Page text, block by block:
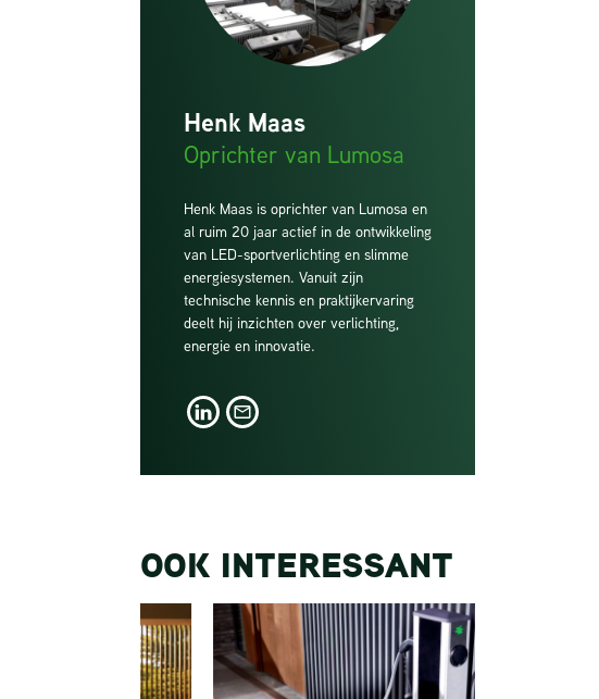
Henk Maas
Oprichter van Lumosa
Henk Maas is oprichter van Lumosa en
al ruim 20 jaar actief in de ontwikkeling
van LED-sportverlichting en slimme
energiesystemen. Vanuit zijn
technische kennis en praktijkervaring
deelt hij inzichten over verlichting,
energie en innovatie.
LinkedInLinkedIn
OOK INTERESSANT